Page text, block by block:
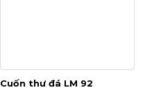
Cuốn thư đá LM 92